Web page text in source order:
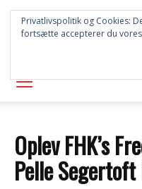
Oplev FHK’s
Pelle
Privatlivspolitik og Cookies:
fortsætte accepterer du